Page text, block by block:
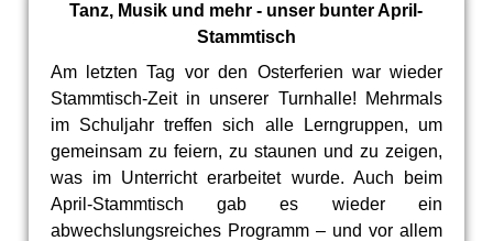
Tanz, Musik und mehr - unser bunter April-
Stammtisch
Am letzten Tag vor den Osterferien war wieder
Stammtisch-Zeit in unserer Turnhalle! Mehrmals
im Schuljahr treffen sich alle Lerngruppen, um
gemeinsam zu feiern, zu staunen und zu zeigen,
was im Unterricht erarbeitet wurde. Auch beim
April-Stammtisch gab es wieder ein
abwechslungsreiches Programm – und vor allem